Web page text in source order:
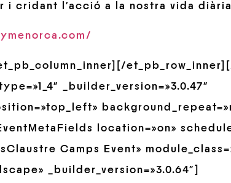
i cridant l’acció a la nostra vida
_builder_version=»3.0.47″
location=»on»
Camps Event»
_builder_version=»3.0.64″]